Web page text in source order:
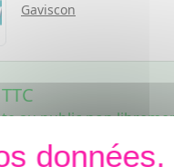
Gaviscon
TTC
au public non
indisponible